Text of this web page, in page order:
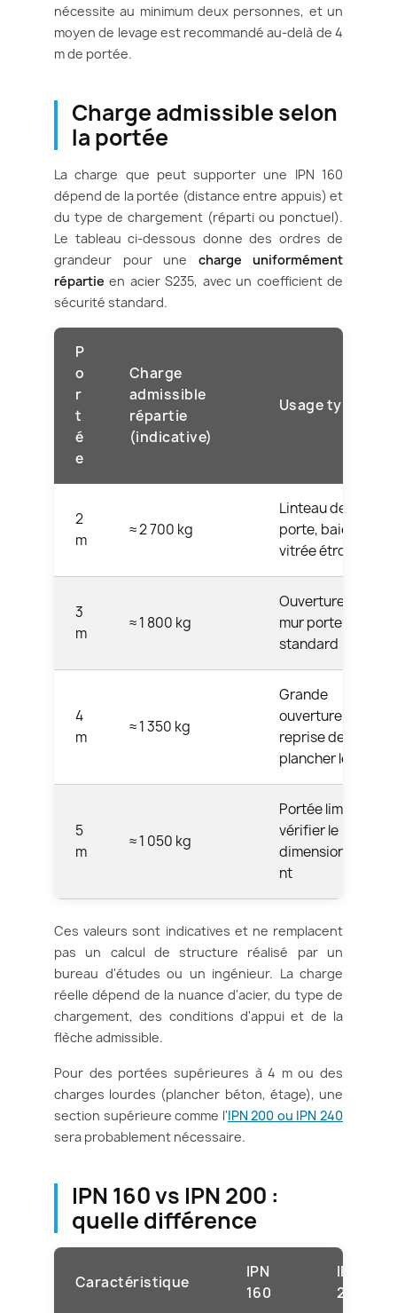
nécessite au minimum deux personnes, et un
moyen de levage est recommandé au-delà de 4
m de portée.
Charge admissible selon
la portée
La charge que peut supporter une IPN 160
dépend de la portée (distance entre appuis) et
du type de chargement (réparti ou ponctuel).
Le tableau ci-dessous donne des ordres de
grandeur pour une charge uniformément
répartie en acier S235, avec un coefficient de
sécurité standard.
P
o
r
t
é
e
Charge
admissible
répartie
(indicative)
Usage type
2
m
≈ 2 700 kg
Linteau de
porte, baie
vitrée étroite
3
m
≈ 1 800 kg
Ouverture salon,
mur porteur
standard
4
m
≈ 1 350 kg
Grande
ouverture,
reprise de
plancher léger
5
m
≈ 1 050 kg
Portée limite,
vérifier le
dimensionneme
nt
Ces valeurs sont indicatives et ne remplacent
pas un calcul de structure réalisé par un
bureau d'études ou un ingénieur. La charge
réelle dépend de la nuance d'acier, du type de
chargement, des conditions d'appui et de la
flèche admissible.
Pour des portées supérieures à 4 m ou des
charges lourdes (plancher béton, étage), une
section supérieure comme l'IPN 200 ou IPN 240
sera probablement nécessaire.
IPN 160 vs IPN 200 :
quelle différence
Caractéristique
IPN
160
IPN
200